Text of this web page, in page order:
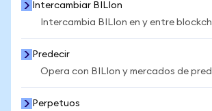
Intercambiar BILIon
Intercambia BILIon en y entre
Predecir
Opera con BILIon y mercados de
Perpetuos